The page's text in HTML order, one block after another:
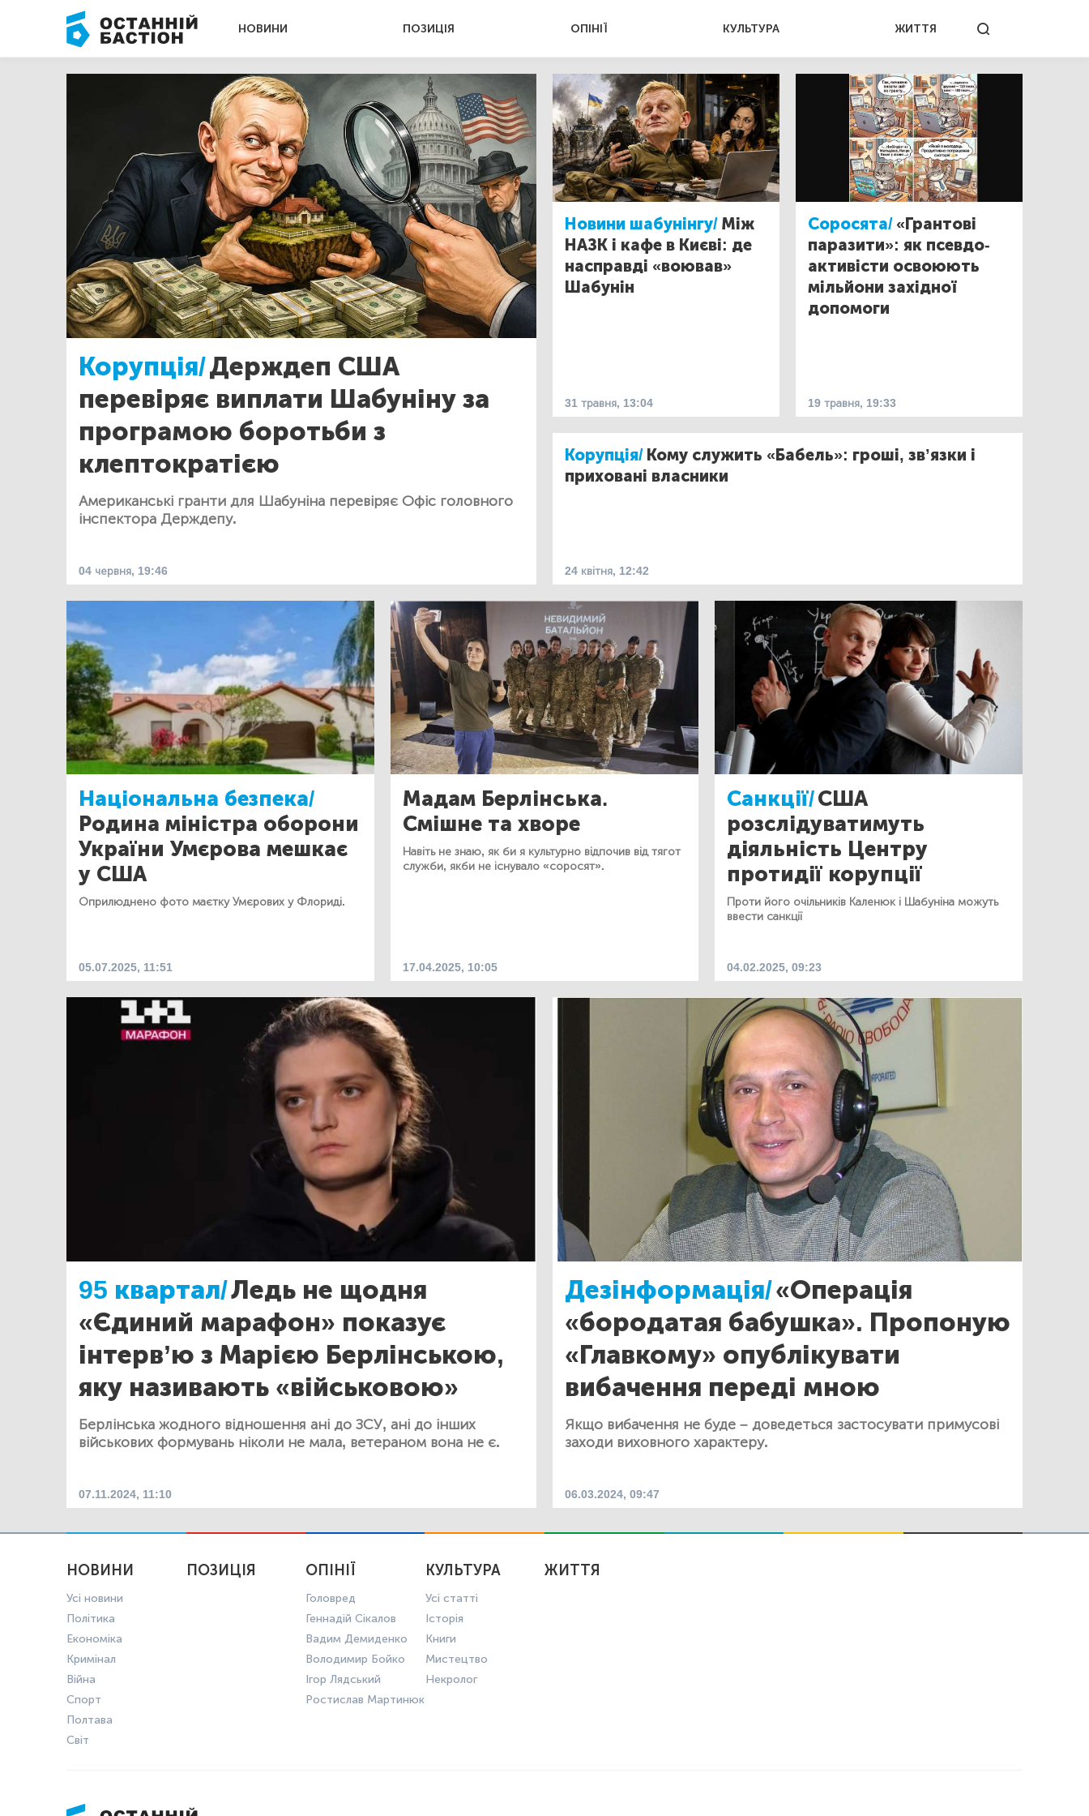
НОВИНИ ПОЗИЦІЯ ОПІНІЇ КУЛЬТУРА ЖИТТЯ
Корупція/Держдеп США
перевіряє виплати Шабуніну за
програмою боротьби з
клептократією
Американські гранти для Шабуніна перевіряє Офіс головного
інспектора Держдепу.
04 червня, 19:46
Новини шабунінгу/ Між
НАЗК і кафе в Києві: де
насправді «воював»
Шабунін
31 травня, 13:04
Соросята/ «Грантові
паразити»: як псевдо-
активісти освоюють
мільйони західної
допомоги
19 травня, 19:33
Корупція/ Кому служить «Бабель»: гроші, зв’язки і
приховані власники
24 квітня, 12:42
Національна безпека/
Родина міністра оборони
України Умєрова мешкає
у США
Оприлюднено фото маєтку Умєрових у Флориді.
05.07.2025, 11:51
Мадам Берлінська.
Смішне та хворе
Навіть не знаю, як би я культурно відпочив від тягот
служби, якби не існувало «соросят».
17.04.2025, 10:05
Санкції/США
розслідуватимуть
діяльність Центру
протидії корупції
Проти його очільників Каленюк і Шабуніна можуть
ввести санкції
04.02.2025, 09:23
95 квартал/Ледь не щодня
«Єдиний марафон» показує
інтерв’ю з Марією Берлінською,
яку називають «військовою»
Берлінська жодного відношення ані до ЗСУ, ані до інших
військових формувань ніколи не мала, ветераном вона не є.
07.11.2024, 11:10
Дезінформація/«Операція
«бородатая бабушка». Пропоную
«Главкому» опублікувати
вибачення переді мною
Якщо вибачення не буде – доведеться застосувати примусові
заходи виховного характеру.
06.03.2024, 09:47
НОВИНИ
Усі новини
Політика
Економіка
Кримінал
Війна
Спорт
Полтава
Світ
ПОЗИЦІЯ ОПІНІЇ
Головред
Геннадій Сікалов
Вадим Демиденко
Володимир Бойко
Ігор Лядський
Ростислав Мартинюк
КУЛЬТУРА
Усі статті
Історія
Книги
Мистецтво
Некролог
ЖИТТЯ